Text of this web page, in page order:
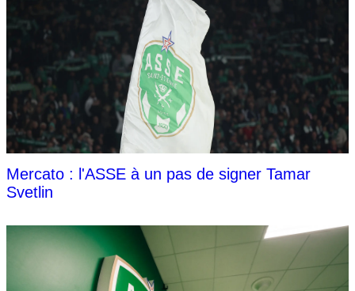
Mercato : l'ASSE à un pas de signer Tamar
Svetlin